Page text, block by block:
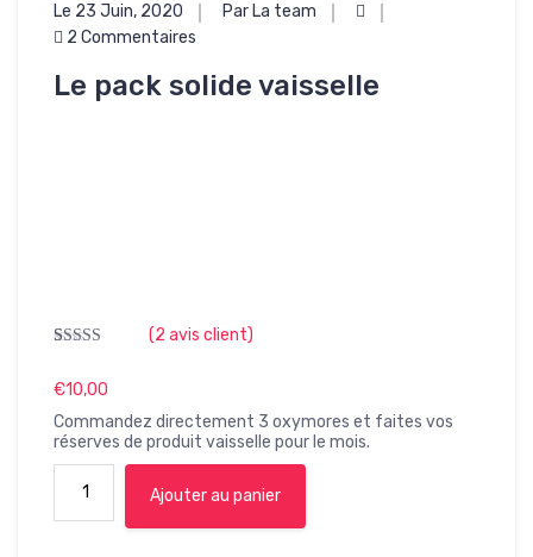
Le 23 Juin, 2020
Par La team
2 Commentaires
Le pack solide vaisselle
surnotations
client
(2 avis client)
€10,00
Commandez directement 3 oxymores et faites vos
réserves de produit vaisselle pour le mois.
Le
Ajouter au panier